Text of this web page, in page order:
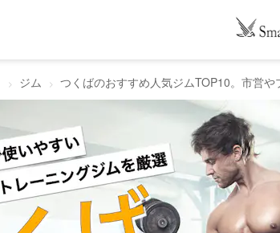
ジム つくばのおすすめ人気ジムTOP10。市営